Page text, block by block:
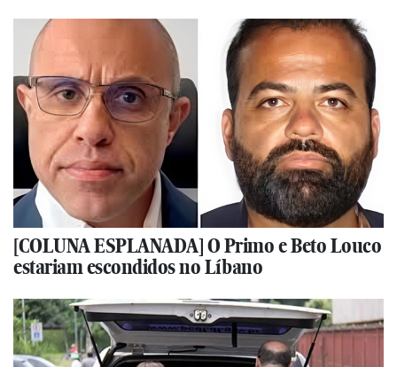
[COLUNA ESPLANADA] O Primo e Beto Louco
estariam escondidos no Líbano